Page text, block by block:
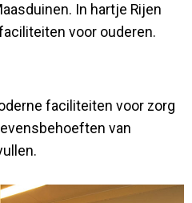
In hartje Rijen
voor ouderen.
faciliteiten voor zorg
van